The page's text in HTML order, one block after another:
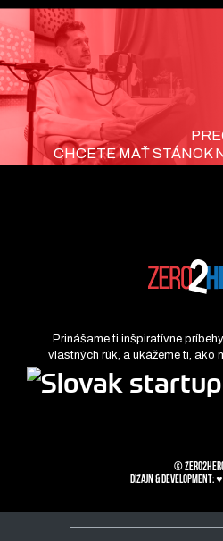
CHCETE MAŤ STÁNOK
Prinášame ti inšpiratívne
vlastných rúk, a ukážeme ti, ako
©
Dizajn & development: ♥